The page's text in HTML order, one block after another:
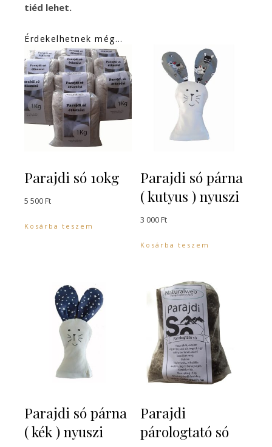
tiéd lehet.
Érdekelhetnek még…
Parajdi só 10kg
5 500Ft
Kosárba teszem
Parajdi só párna
( kutyus ) nyuszi
3 000Ft
Kosárba teszem
Parajdi só párna
( kék ) nyuszi
Parajdi
párologtató só